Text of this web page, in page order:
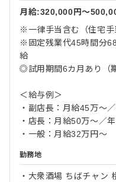
月給:320,000円〜
※一律手当含む（住宅手
※固定残業代45時間分
給
◎試用期間6カ月あり（
＜給与例＞
・副店長：月給45万～
・店長：月給50万～／
・一般：月給32万円～
勤務地
・大衆酒場 ちばチャン